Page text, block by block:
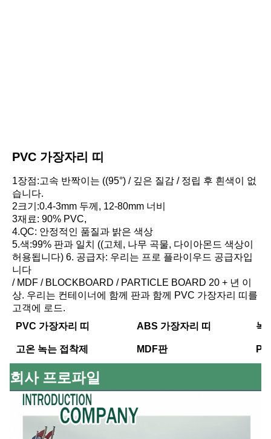
PVC 가장자리 띠
1장점:고속 반짝이는 ((95°) / 깊은 질감 / 정립 후 흰색이 없
습니다.
2크기:0.4-3mm 두께, 12-80mm 너비
3재료: 90% PVC,
4.QC: 안정적인 품질과 밝은 색상
5.색:99% 판과 일치 ((고체, 나무 곡물, 다이아몬드 색상이
허용됩니다) 6. 공급자: 우리는 프로 플라이우드 공급자입
니다
/ MDF / BLOCKBOARD / PARTICLE BOARD 20 + 년 이
상. 우리는 컨테이너에 함께 판과 함께 PVC 가장자리 띠를
고객에 로드.
PVC 가장자리 띠
ABS 가장자리 띠 녹
고온 녹는 접착제 MDF판
회사 프로파일